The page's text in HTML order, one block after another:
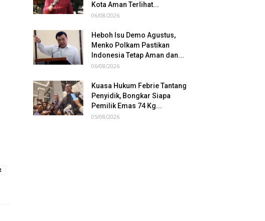
Kota Aman Terlihat...
06/08/2026
Heboh Isu Demo Agustus,
Menko Polkam Pastikan
Indonesia Tetap Aman dan...
06/08/2026
Kuasa Hukum Febrie Tantang
Penyidik, Bongkar Siapa
Pemilik Emas 74 Kg...
05/08/2026